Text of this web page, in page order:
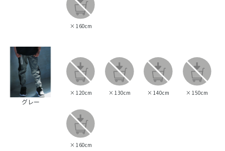
× 160cm
グレー
× 120cm × 130cm × 140cm × 150cm
× 160cm